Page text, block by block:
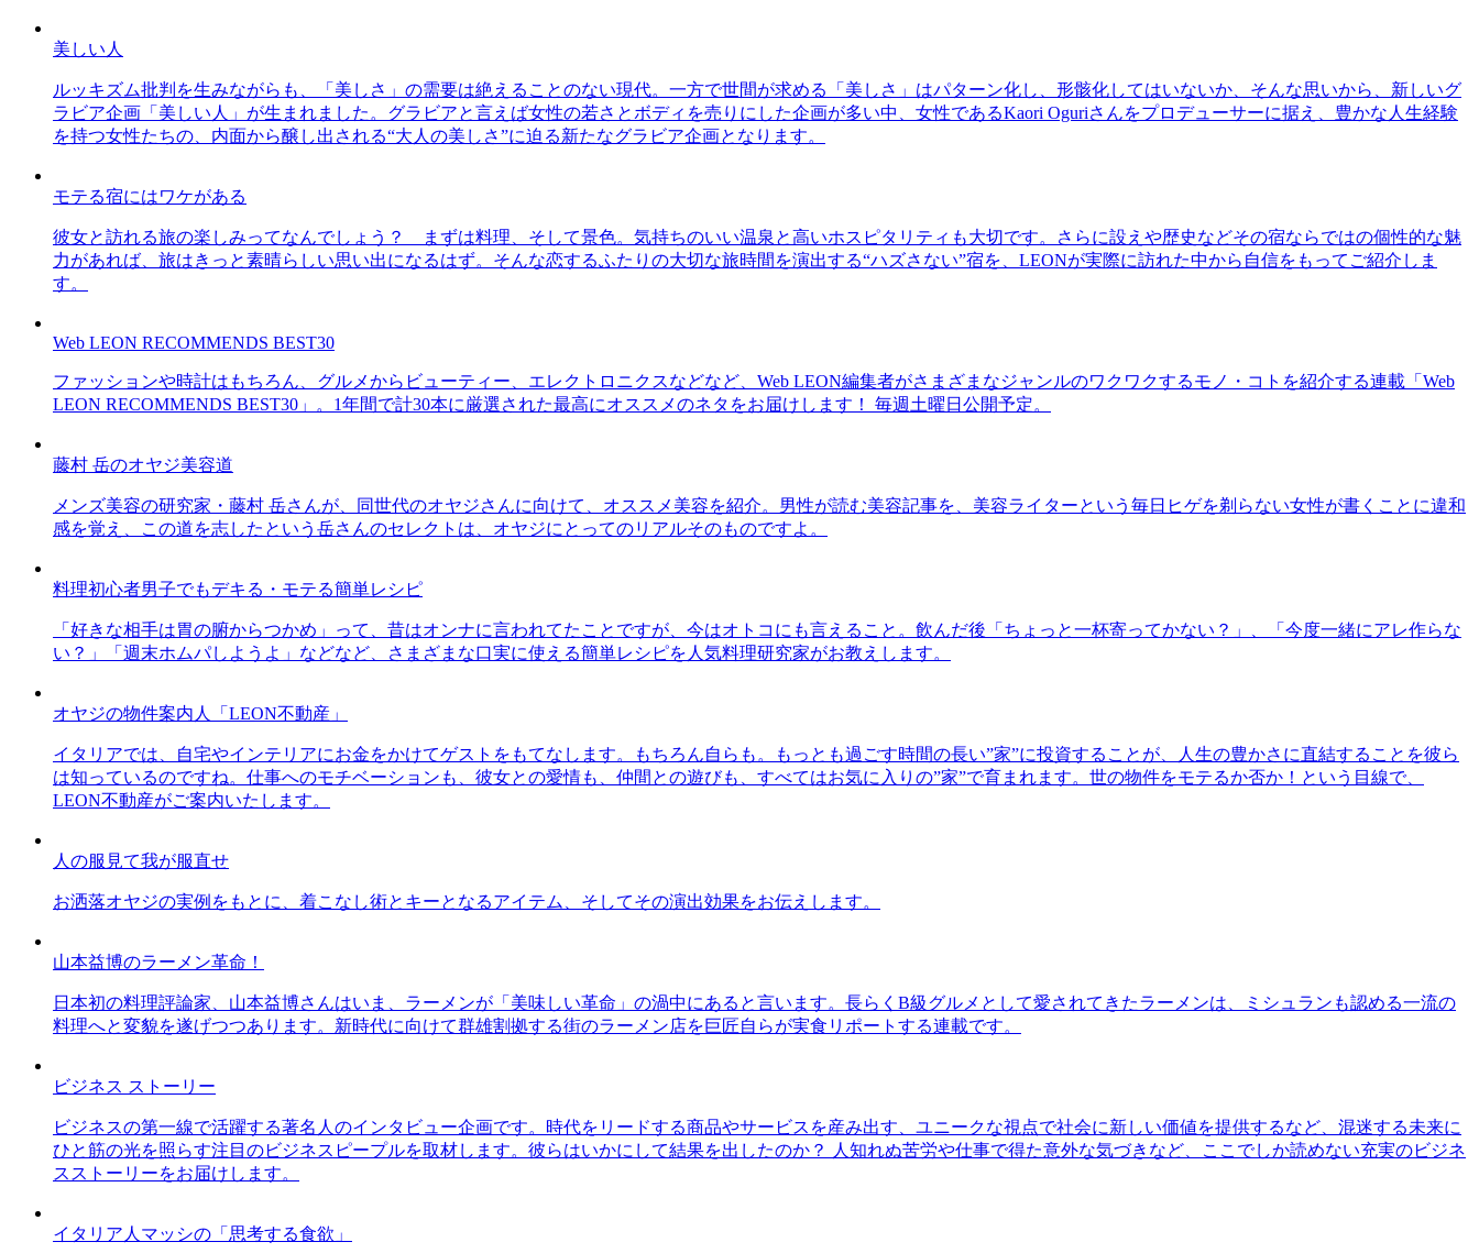
美しい人
ルッキズム批判を生みながらも、「美しさ」の需要は絶えることのない現代。一方で世間が求める「美しさ」はパターン化し、形骸化してはいないか、そんな思いから、新しいグ
ラビア企画「美しい人」が生まれました。グラビアと言えば女性の若さとボディを売りにした企画が多い中、女性であるKaori Oguriさんをプロデューサーに据え、豊かな人生経験
を持つ女性たちの、内面から醸し出される“大人の美しさ”に迫る新たなグラビア企画となります。
モテる宿にはワケがある
彼女と訪れる旅の楽しみってなんでしょう？ まずは料理、そして景色。気持ちのいい温泉と高いホスピタリティも大切です。さらに設えや歴史などその宿ならではの個性的な魅
力があれば、旅はきっと素晴らしい思い出になるはず。そんな恋するふたりの大切な旅時間を演出する“ハズさない”宿を、LEONが実際に訪れた中から自信をもってご紹介しま
す。
Web LEON RECOMMENDS BEST30
ファッションや時計はもちろん、グルメからビューティー、エレクトロニクスなどなど、Web LEON編集者がさまざまなジャンルのワクワクするモノ・コトを紹介する連載「Web
LEON RECOMMENDS BEST30」。1年間で計30本に厳選された最高にオススメのネタをお届けします！ 毎週土曜日公開予定。
藤村 岳のオヤジ美容道
メンズ美容の研究家・藤村 岳さんが、同世代のオヤジさんに向けて、オススメ美容を紹介。男性が読む美容記事を、美容ライターという毎日ヒゲを剃らない女性が書くことに違和
感を覚え、この道を志したという岳さんのセレクトは、オヤジにとってのリアルそのものですよ。
料理初心者男子でもデキる・モテる簡単レシピ
「好きな相手は胃の腑からつかめ」って、昔はオンナに言われてたことですが、今はオトコにも言えること。飲んだ後「ちょっと一杯寄ってかない？」、「今度一緒にアレ作らな
い？」「週末ホムパしようよ」などなど、さまざまな口実に使える簡単レシピを人気料理研究家がお教えします。
オヤジの物件案内人「LEON不動産」
イタリアでは、自宅やインテリアにお金をかけてゲストをもてなします。もちろん自らも。もっとも過ごす時間の長い”家”に投資することが、人生の豊かさに直結することを彼ら
は知っているのですね。仕事へのモチベーションも、彼女との愛情も、仲間との遊びも、すべてはお気に入りの”家”で育まれます。世の物件をモテるか否か！という目線で、
LEON不動産がご案内いたします。
人の服見て我が服直せ
お洒落オヤジの実例をもとに、着こなし術とキーとなるアイテム、そしてその演出効果をお伝えします。
山本益博のラーメン革命！
日本初の料理評論家、山本益博さんはいま、ラーメンが「美味しい革命」の渦中にあると言います。長らくB級グルメとして愛されてきたラーメンは、ミシュランも認める一流の
料理へと変貌を遂げつつあります。新時代に向けて群雄割拠する街のラーメン店を巨匠自らが実食リポートする連載です。
ビジネス ストーリー
ビジネスの第一線で活躍する著名人のインタビュー企画です。時代をリードする商品やサービスを産み出す、ユニークな視点で社会に新しい価値を提供するなど、混迷する未来に
ひと筋の光を照らす注目のビジネスピープルを取材します。彼らはいかにして結果を出したのか？ 人知れぬ苦労や仕事で得た意外な気づきなど、ここでしか読めない充実のビジネ
スストーリーをお届けします。
イタリア人マッシの「思考する食欲」